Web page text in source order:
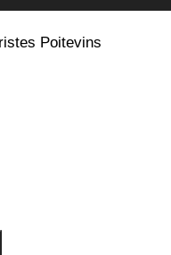
Poitevins